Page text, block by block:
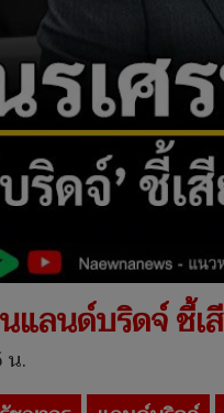
ลนด์บริดจ์ ชี้เ
น.